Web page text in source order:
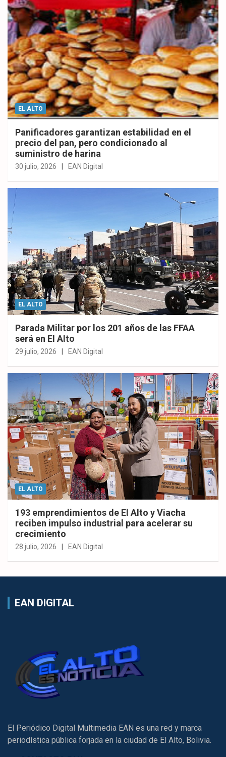
EL ALTO
Panificadores garantizan estabilidad en el
precio del pan, pero condicionado al
suministro de harina
30 julio, 2026 EAN Digital
EL ALTO
Parada Militar por los 201 años de las FFAA
será en El Alto
29 julio, 2026 EAN Digital
EL ALTO
193 emprendimientos de El Alto y Viacha
reciben impulso industrial para acelerar su
crecimiento
28 julio, 2026 EAN Digital
EAN DIGITAL
El Periódico Digital Multimedia EAN es una red y marca
periodística pública forjada en la ciudad de El Alto, Bolivia.